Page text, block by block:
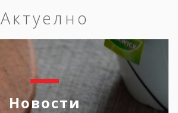
Актуелно
Новости